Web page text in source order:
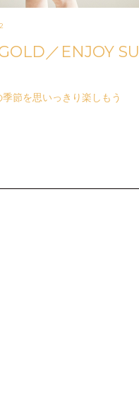
／ENJOY SU
節を思いっきり楽しもう